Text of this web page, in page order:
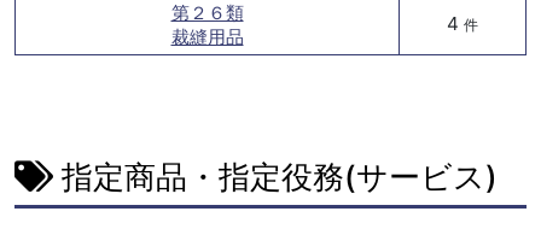
第２６類
裁縫用品
4 件
指定商品・指定役務(サービス)